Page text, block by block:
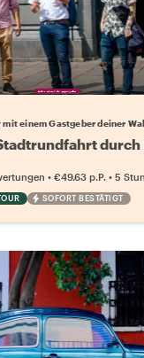
deinen Lieblingsgastgeber
einem Gastgeber deiner
•€49.63 p.P. •5
SOFORT BESTÄTIGT